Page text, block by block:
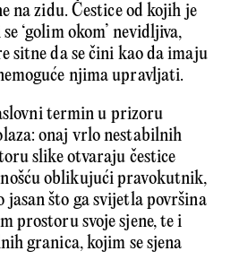
na zidu. Čestice od kojih je
‘golim okom’ nevidljiva,
sitne da se čini kao da imaju
njima upravljati.
termin u prizoru
onaj vrlo nestabilnih
slike otvaraju čestice
oblikujući pravokutnik,
jasan što ga svijetla površina
prostoru svoje sjene, te i
granica, kojim se sjena